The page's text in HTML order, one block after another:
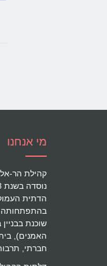
מי אנחנו
קהילת הר-
הדתית
בהתפתחותה
שוכנת
האמנים),
חברתי,